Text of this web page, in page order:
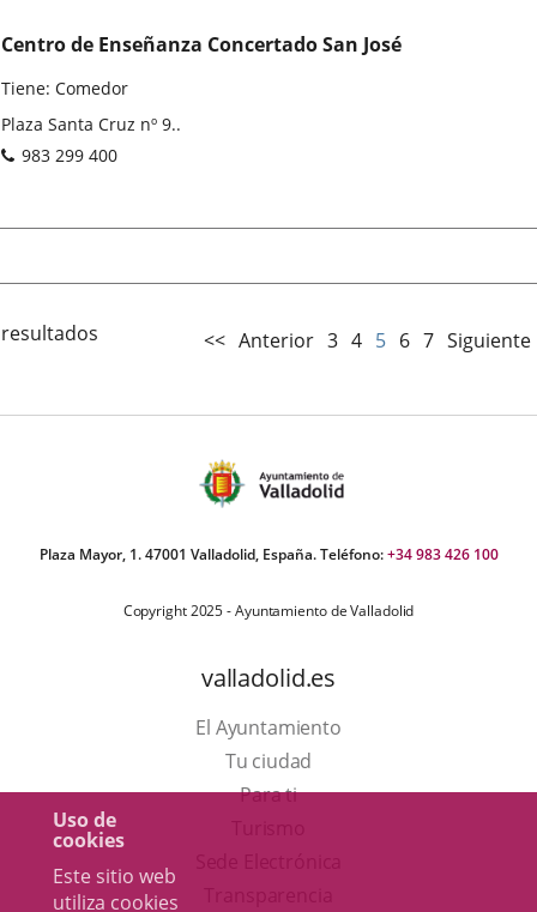
Uso de
cookies
Este sitio web
utiliza cookies
Centro de Enseñanza Concertado San José
Tiene: Comedor
Dirección
postal
Plaza Santa Cruz nº 9..
Teléfonos
983 299 400
<< Anterior 3 4 5 6 7 Siguiente
Plaza Mayor, 1. 47001 Valladolid, España. Teléfono:+34 983 426 100
Copyright 2025 - Ayuntamiento de Valladolid
valladolid.es
El Ayuntamiento
Tu ciudad
Para ti